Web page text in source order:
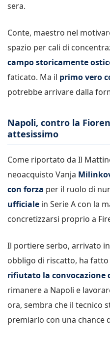
sera.
Conte, maestro nel
spazio per cali di
campo storicamente
faticato. Ma il primo vero
potrebbe arrivare dalla
Napoli, contro la
attesissimo
Come riportato da Il
neoacquisto Vanja
con forza per il ruolo di
ufficiale in Serie A con la
concretizzarsi proprio a
Il portiere serbo, arrivato
obbligo di riscatto, ha
rifiutato la convocazione
rimanere a Napoli e
ora, sembra che il tecnico
premiarlo con una chance